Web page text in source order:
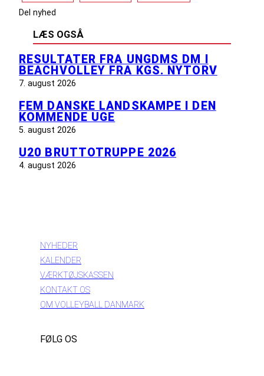
Del nyhed
LÆS OGSÅ
RESULTATER FRA UNGDMS DM I
BEACHVOLLEY FRA KGS. NYTORV
7. august 2026
FEM DANSKE LANDSKAMPE I DEN
KOMMENDE UGE
5. august 2026
U20 BRUTTOTRUPPE 2026
4. august 2026
NYHEDER
KALENDER
VÆRKTØJSKASSEN
KONTAKT OS
OM VOLLEYBALL DANMARK
FØLG OS